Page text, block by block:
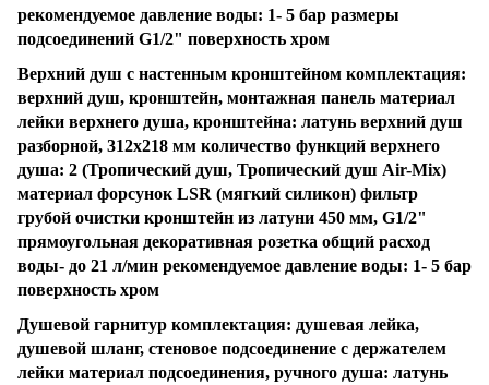
рекомендуемое давление воды: 1- 5 бар размеры
подсоединений G1/2" поверхность хром
Верхний душ с настенным кронштейном комплектация:
верхний душ, кронштейн, монтажная панель материал
лейки верхнего душа, кронштейна: латунь верхний душ
разборной, 312х218 мм количество функций верхнего
душа: 2 (Тропический душ, Тропический душ Air-Mix)
материал форсунок LSR (мягкий силикон) фильтр
грубой очистки кронштейн из латуни 450 мм, G1/2"
прямоугольная декоративная розетка общий расход
воды- до 21 л/мин рекомендуемое давление воды: 1- 5 бар
поверхность хром
Душевой гарнитур комплектация: душевая лейка,
душевой шланг, стеновое подсоединение с держателем
лейки материал подсоединения, ручного душа: латунь